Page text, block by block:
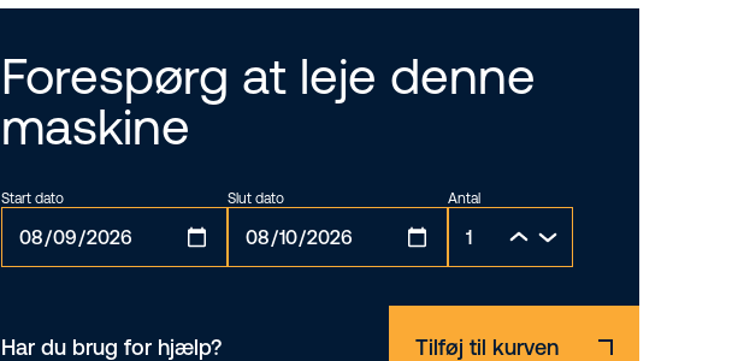
Forespørg at leje denne
maskine
Start dato Slut dato Antal
Har du brug for hjælp? Tilføj til kurven